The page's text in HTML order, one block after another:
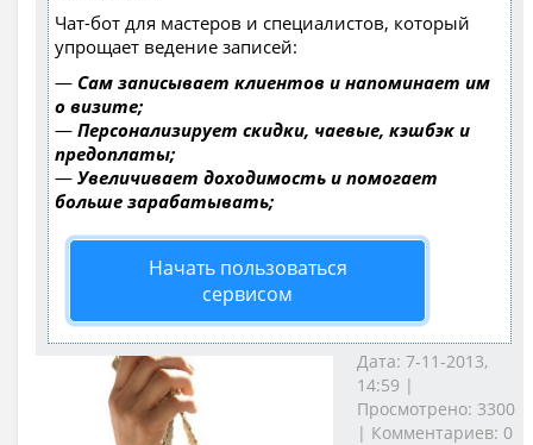
Чат-бот для мастеров и специалистов, который
упрощает ведение записей:
— Сам записывает клиентов и напоминает им
о визите;
— Персонализирует скидки, чаевые, кэшбэк и
предоплаты;
— Увеличивает доходимость и помогает
больше зарабатывать;
Начать пользоваться
сервисом
Дата: 7-11-2013,
14:59 |
Просмотрено: 3300
| Комментариев: 0